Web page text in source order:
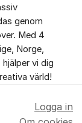
genom
Med 4
Norge,
vi dig
värld!
Logga in